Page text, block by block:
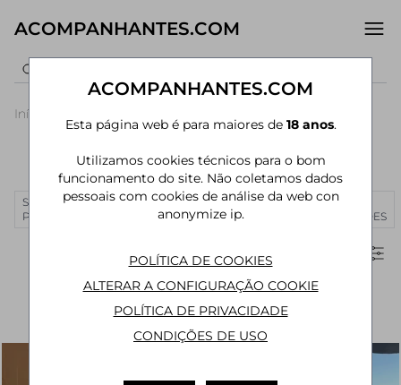
ACOMPANHANTES.COM
Início
Santo
Velha
Itaparica
Acompanhantes em Praia de Itaparica
SÃO
PAULO
RIO DE
CURITIBA MANAUS
JOÃO
MAIS
CIDADES
ACOMPANHANTES.COM
Esta página web é para maiores de 18 anos.
Utilizamos cookies técnicos para o bom
funcionamento do site. Não coletamos dados
pessoais com cookies de análise da web con
anonymize ip.
POLÍTICA DE COOKIES
ALTERAR A CONFIGURAÇÃO COOKIE
POLÍTICA DE PRIVACIDADE
CONDIÇÕES DE USO